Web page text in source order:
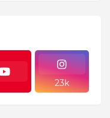
23k